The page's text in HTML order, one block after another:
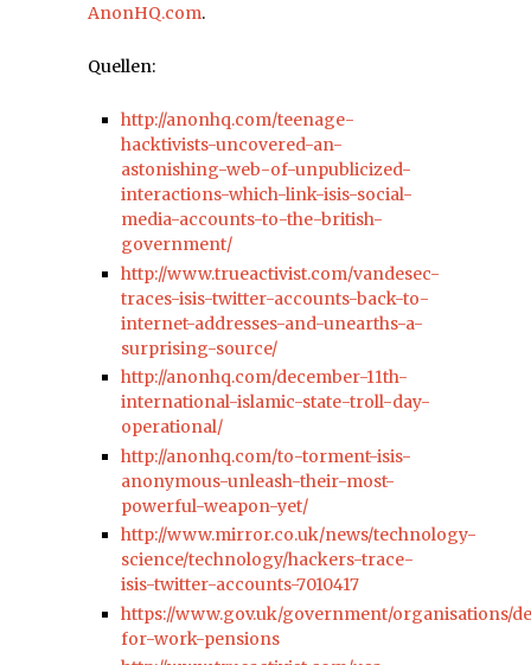
AnonHQ.com.
Quellen:
http://anonhq.com/teenage-
hacktivists-uncovered-an-
astonishing-web-of-unpublicized-
interactions-which-link-isis-social-
media-accounts-to-the-british-
government/
http://www.trueactivist.com/vandesec-
traces-isis-twitter-accounts-back-to-
internet-addresses-and-unearths-a-
surprising-source/
http://anonhq.com/december-11th-
international-islamic-state-troll-day-
operational/
http://anonhq.com/to-torment-isis-
anonymous-unleash-their-most-
powerful-weapon-yet/
http://www.mirror.co.uk/news/technology-
science/technology/hackers-trace-
isis-twitter-accounts-7010417
https://www.gov.uk/government/organisations/
for-work-pensions